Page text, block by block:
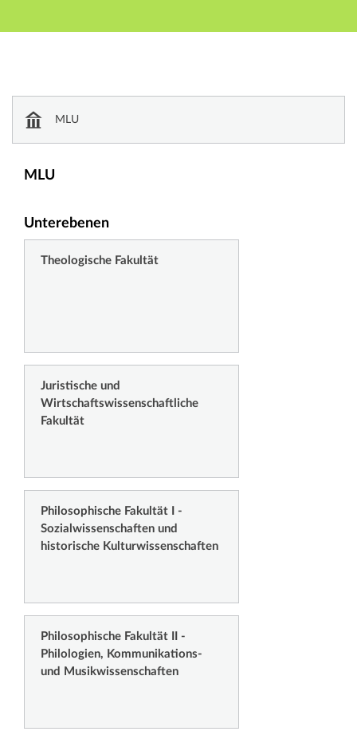
Hauptnavigation
Fußzeile
MLU
MLU
Unterebenen
Theologische Fakultät
Juristische und
Wirtschaftswissenschaftliche
Fakultät
Philosophische Fakultät I -
Sozialwissenschaften und
historische Kulturwissenschaften
Philosophische Fakultät II -
Philologien, Kommunikations-
und Musikwissenschaften